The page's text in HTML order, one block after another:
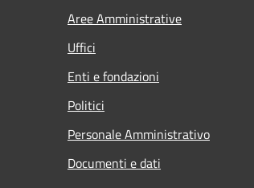
Aree Amministrative
Uffici
Enti e fondazioni
Politici
Personale Amministrativo
Documenti e dati